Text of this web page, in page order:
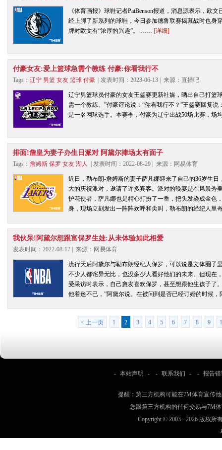
《体育画报》球鞋记者PatBenson报道，消息源表示，欧
经上脚了新系列的球鞋，今日参加德鲁联赛揭幕战时也身
牌对欧文有“浓厚的兴趣”。 …… [详细]
付豪女友:爱上篮球急需个教练 付豪:你看我行不
Tags： 辽宁 男篮 女友 篮球 付豪 | 发表时间：2023-06-13 | 来源：直播吧
辽宁男篮球员付豪的女友王鋆赛更新社媒，晒出自己打篮
需一个教练。”付豪评论说：“你看我行不？”王鋆赛回复
是一名网球选手。本赛季，付豪为辽宁出战50场比赛，
排面!詹皇为妻子办生日派对 阿黛尔捧场太有面子
Tags： 詹姆斯 保罗 女友 湖人 | 发表时间：2022-08-29 | 来源：网易体育
近日，勒布朗-詹姆斯的妻子萨凡娜迎来了自己的36岁生
大的庆祝派对，邀请了许多宾客。派对的晚宴是在风景秀
护花使者，萨凡娜也是精心打扮了一番，把头发染成金色
身，现场立刻发出一阵阵欢呼和尖叫，勒布朗的经纪人
我伙呆!阿黛尔想跟富保罗生娃:从未体验如此相爱
发表时间：2022-08-17 | 来源：网易体育
流行天后阿黛尔与勒布朗经纪人保罗，可以说是文体圈子
不少人都诧异无比，也没多少人看好他们的未来。但现在
受采访时表示，自己愈发喜欢保罗，甚至想跟他生孩子了
他着迷不已，”阿黛尔说。在被问到是否已经订婚的时候
< 上一页 1 2 3 4 5 6 7 8 9
- 本站声明 - - 联系我们 - - 报告
提醒：第三方机构可能在7M体育宣传
您跟第三方机构的任何交易与7M
Copyright © 2003 - 2026 版权所